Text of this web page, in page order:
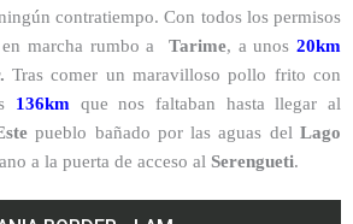
contratiempo. Con todos los permisos
marcha rumbo a
Tarime, a unos 20km
Tras comer un maravilloso pollo frito con
136km que nos faltaban hasta llegar al
pueblo bañado por las aguas delLago
a la puerta de acceso al Serengueti.